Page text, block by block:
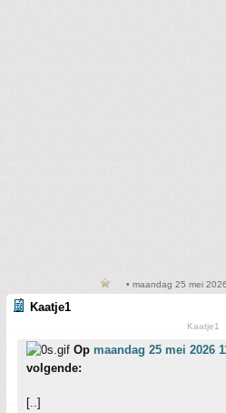
• maandag 25 mei
Kaatje1
Kaatje1
Op maandag 25 mei 2026
volgende:
[..]